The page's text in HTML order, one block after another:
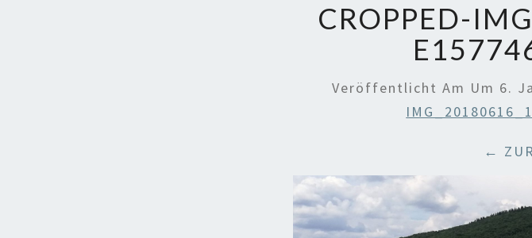
CROPPED-
Veröffentlicht Am Um 6.
←